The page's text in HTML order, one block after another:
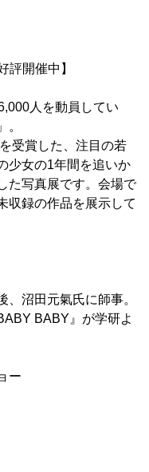
評開催中】
人を動員してい
。
受賞した、注目の若
少女の1年間を追いか
た写真展です。会場で
収録の作品を展示して
沼田元氣氏に師事。
BABY』が学研よ
ー